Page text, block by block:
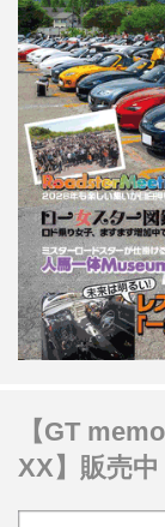
【GT
XX】販売中